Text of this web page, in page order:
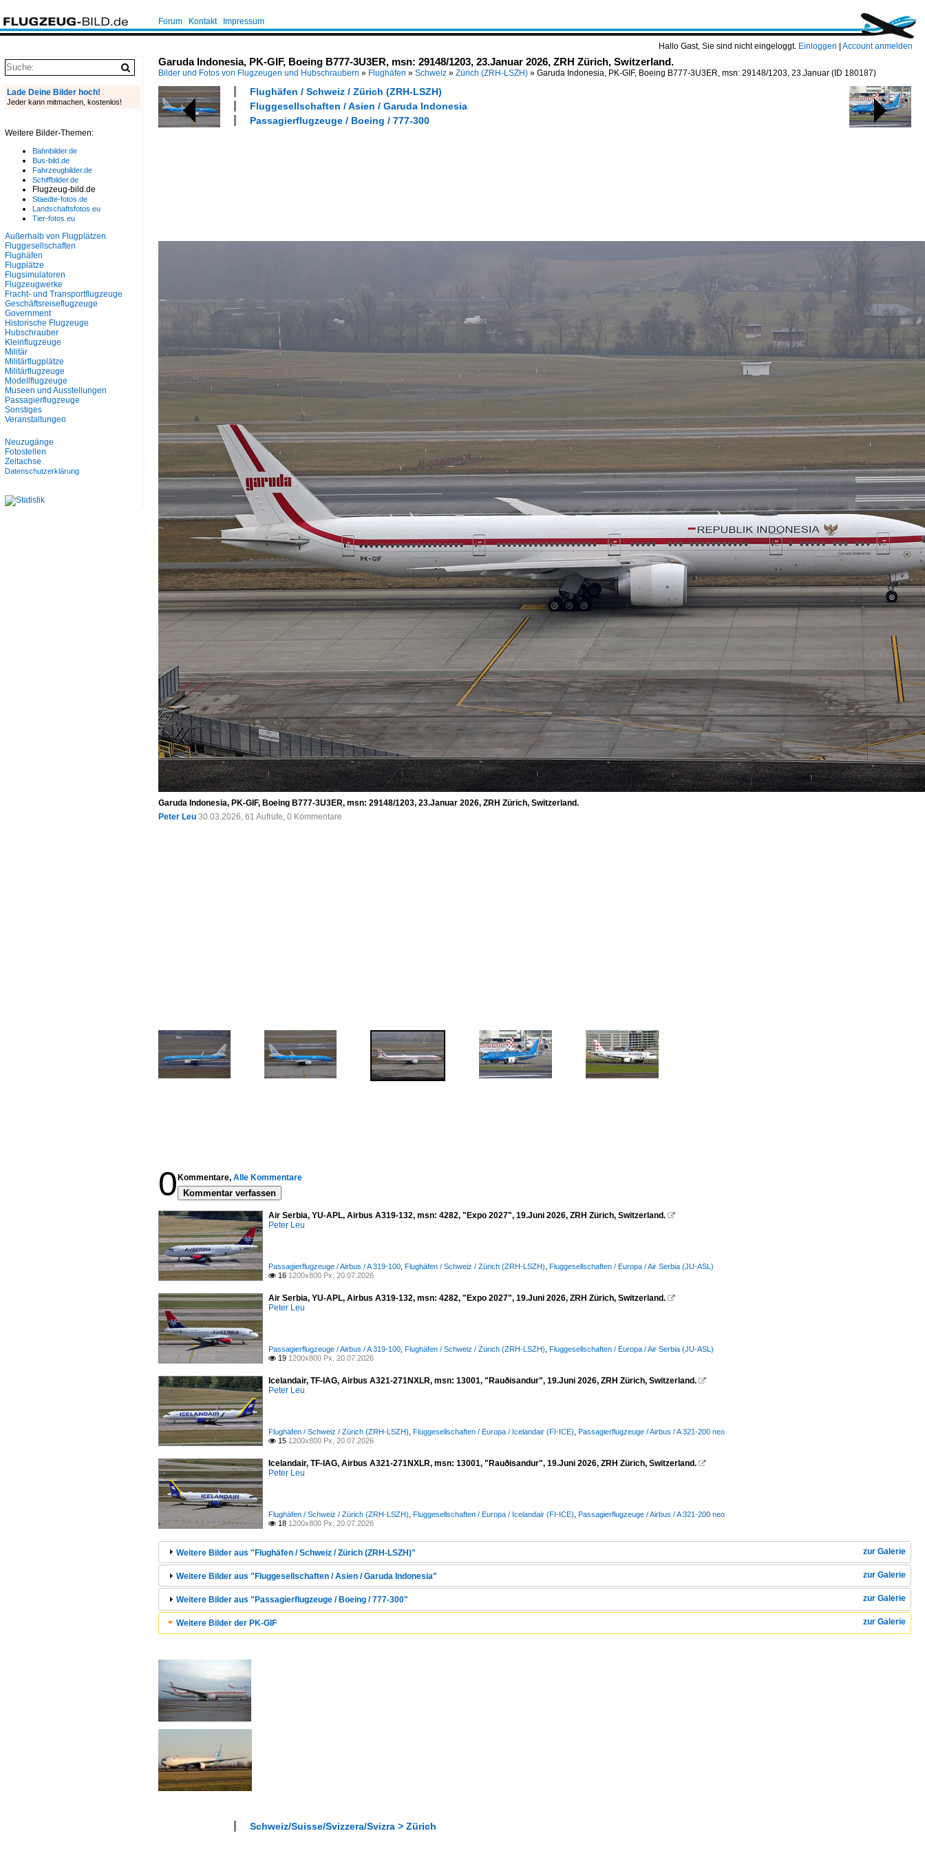
Hallo Gast, Sie sind nicht eingeloggt. Einloggen Account anmelden
Forum Kontakt Impressum
Garuda Indonesia, PK-GIF, Boeing B777-3U3ER, msn: 29148/1203, 23.Januar 2026, ZRH Zürich, Switzerland.
Bilder und Fotos von Flugzeugen und Hubschraubern » Flughäfen » Schweiz » Zürich (ZRH-LSZH) » Garuda Indonesia, PK-GIF, Boeing B777-3U3ER, msn: 29148/1203, 23.Januar (ID 180187)
Flughäfen / Schweiz / Zürich (ZRH-LSZH)
Fluggesellschaften / Asien / Garuda Indonesia
Passagierflugzeuge / Boeing / 777-300
Garuda Indonesia, PK-GIF, Boeing B777-3U3ER, msn: 29148/1203, 23.Januar 2026, ZRH Zürich, Switzerland.
Peter Leu 30.03.2026, 61 Aufrufe, 0 Kommentare
0 Kommentare, Alle Kommentare
Kommentar verfassen
Air Serbia, YU-APL, Airbus A319-132, msn: 4282, "Expo 2027", 19.Juni 2026, ZRH Zürich, Switzerland. 
Peter Leu
Passagierflugzeuge / Airbus / A 319-100 Flughäfen / Schweiz / Zürich (ZRH-LSZH) Fluggesellschaften / Europa / Air Serbia (JU-ASL)
 16 1200x800 Px, 20.07.2026
Air Serbia, YU-APL, Airbus A319-132, msn: 4282, "Expo 2027", 19.Juni 2026, ZRH Zürich, Switzerland. 
Peter Leu
Passagierflugzeuge / Airbus / A 319-100 Flughäfen / Schweiz / Zürich (ZRH-LSZH) Fluggesellschaften / Europa / Air Serbia (JU-ASL)
 19 1200x800 Px, 20.07.2026
Icelandair, TF-IAG, Airbus A321-271NXLR, msn: 13001, "Rauðisandur", 19.Juni 2026, ZRH Zürich, Switzerland. 
Peter Leu
Flughäfen / Schweiz / Zürich (ZRH-LSZH) Fluggesellschaften / Europa / Icelandair (FI-ICE) Passagierflugzeuge / Airbus / A 321-200 neo
 15 1200x800 Px, 20.07.2026
Icelandair, TF-IAG, Airbus A321-271NXLR, msn: 13001, "Rauðisandur", 19.Juni 2026, ZRH Zürich, Switzerland. 
Peter Leu
Flughäfen / Schweiz / Zürich (ZRH-LSZH) Fluggesellschaften / Europa / Icelandair (FI-ICE) Passagierflugzeuge / Airbus / A 321-200 neo
 18 1200x800 Px, 20.07.2026
zur Galerie
Weitere Bilder aus "Flughäfen / Schweiz / Zürich (ZRH-LSZH)"
zur Galerie
Weitere Bilder aus "Fluggesellschaften / Asien / Garuda Indonesia"
zur Galerie
Weitere Bilder aus "Passagierflugzeuge / Boeing / 777-300"
zur Galerie
Weitere Bilder der PK-GIF
Schweiz/Suisse/Svizzera/Svizra > Zürich
Lade Deine Bilder hoch!
Jeder kann mitmachen, kostenlos!
Weitere Bilder-Themen:
Bahnbilder.de
Bus-bild.de
Fahrzeugbilder.de
Schiffbilder.de
Flugzeug-bild.de
Staedte-fotos.de
Landschaftsfotos.eu
Tier-fotos.eu
Außerhalb von Flugplätzen
Fluggesellschaften
Flughäfen
Flugplätze
Flugsimulatoren
Flugzeugwerke
Fracht- und Transportflugzeuge
Geschäftsreiseflugzeuge
Government
Historische Flugzeuge
Hubschrauber
Kleinflugzeuge
Militär
Militärflugplätze
Militärflugzeuge
Modellflugzeuge
Museen und Ausstellungen
Passagierflugzeuge
Sonstiges
Veranstaltungen
Neuzugänge
Fotostellen
Zeitachse
Datenschutzerklärung